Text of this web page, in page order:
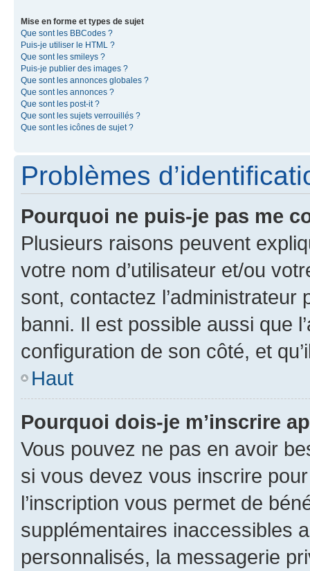
Mise en forme et types de sujet
Que sont les BBCodes ?
Puis-je utiliser le HTML ?
Que sont les smileys ?
Puis-je publier des images ?
Que sont les annonces globales ?
Que sont les annonces ?
Que sont les post-it ?
Que sont les sujets verrouillés ?
Que sont les icônes de sujet ?
Problèmes
Pourquoi ne puis-je pas me
Plusieurs raisons peuvent
votre nom d’utilisateur et/ou
sont, contactez l’administrateur
banni. Il est possible aussi que
configuration de son côté, et
Haut
Pourquoi dois-je m’inscrire
Vous pouvez ne pas en avoir
si vous devez vous inscrire
l’inscription vous permet de
supplémentaires inaccessibles
personnalisés, la messagerie